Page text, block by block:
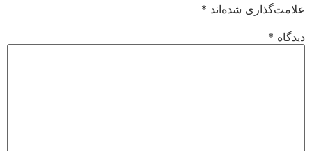
علامت‌گذاری شده‌اند*
دیدگاه*